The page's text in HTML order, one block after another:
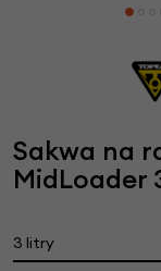
Sakwa na
MidLoader
3 litry